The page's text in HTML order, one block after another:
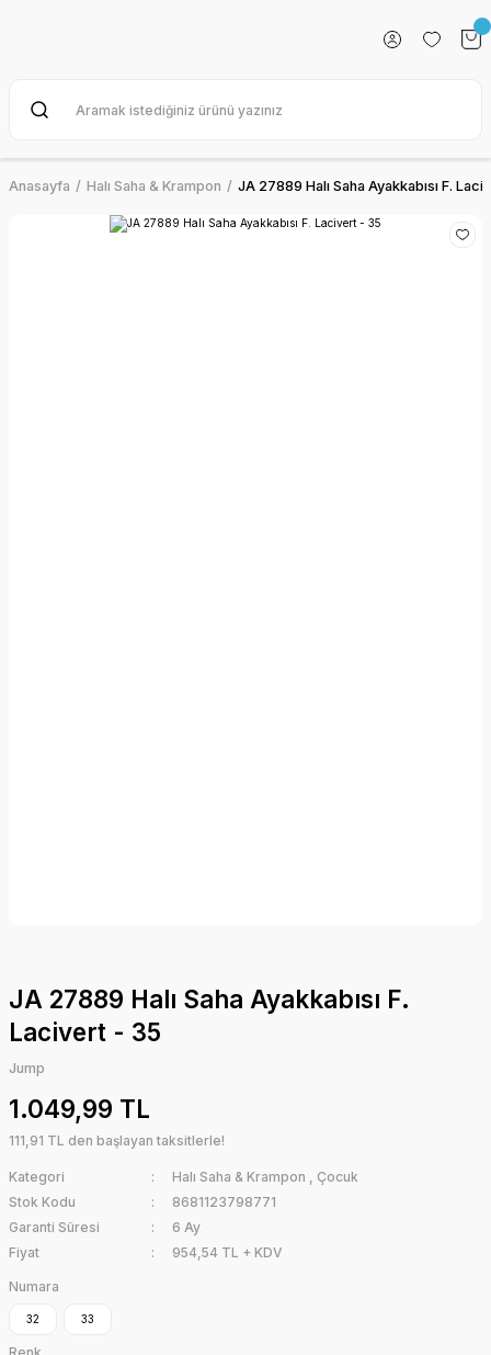
Anasayfa Halı Saha & Krampon JA 27889 Halı Saha Ayakkabısı F.
JA 27889 Halı Saha Ayakkabısı F.
Lacivert - 35
Jump
1.049,99 TL
111,91 TL den başlayan taksitlerle!
Kategori Halı Saha & Krampon , Çocuk
Stok Kodu
8681123798771
Garanti Süresi
6 Ay
Fiyat
954,54 TL + KDV
Numara
32 33